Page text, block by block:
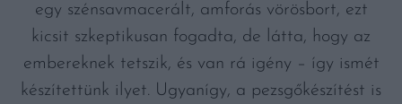
egy szénsavmacerált, amforás vörösbort, ezt
kicsit szkeptikusan fogadta, de látta, hogy az
embereknek tetszik, és van rá igény – így ismét
készítettünk ilyet. Ugyanígy, a pezsgőkészítést is